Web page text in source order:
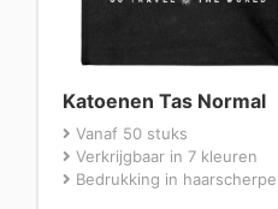
Katoenen Tas Normal
Vanaf 50 stuks
Verkrijgbaar in 7 kleuren
Bedrukking in